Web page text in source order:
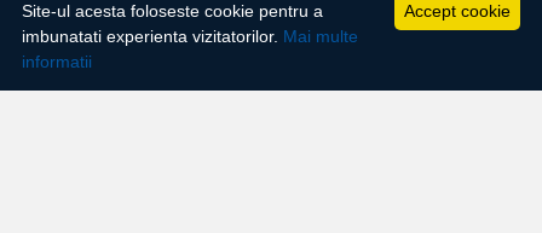
Suport clienti
Informatii utile
Accept cookie
Site-ul acesta foloseste cookie pentru a
imbunatati experienta vizitatorilor. Mai multe
informatii